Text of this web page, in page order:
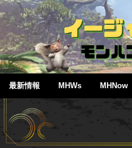
最新情報 MHWs MHNow